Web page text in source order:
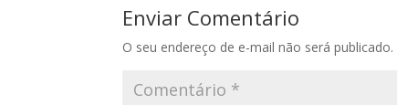
Enviar Comentário
O seu endereço de e-mail não será publicado.